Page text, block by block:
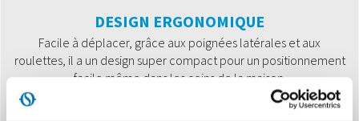
DESIGN ERGONOMIQUE
Facile à déplacer, grâce aux poignées latérales et aux
roulettes, il a un design super compact pour un positionnement
facile même dans les coins de la maison.